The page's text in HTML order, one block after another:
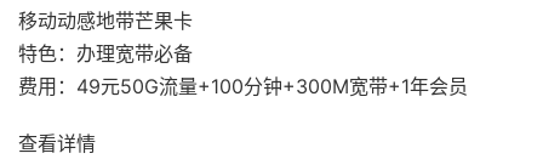
移动动感地带芒果卡
特色：办理宽带必备
费用：49元50G流量+100分钟+300M宽带+1年会员
查看详情